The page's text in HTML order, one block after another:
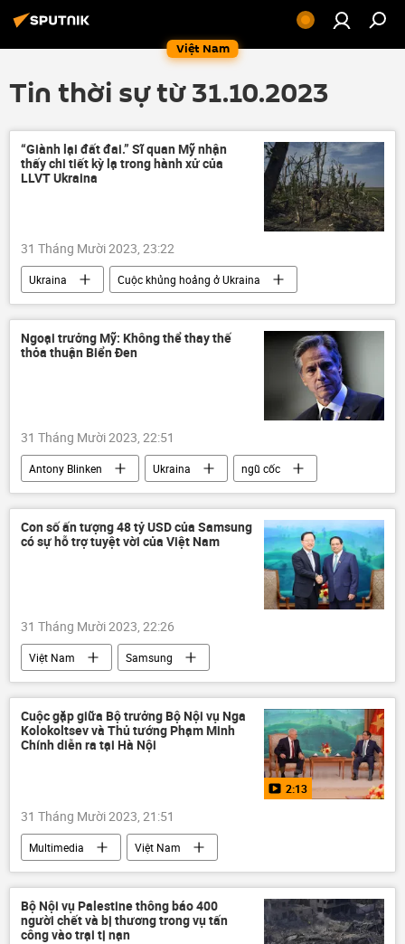
Việt Nam
Tin thời sự từ 31.10.2023
“Giành lại đất đai.” Sĩ quan Mỹ nhận
thấy chi tiết kỳ lạ trong hành xử của
LLVT Ukraina
31 Tháng Mười 2023, 23:22
Ukraina
Cuộc khủng hoảng ở Ukraina
Chiến dịch quân sự đặc biệt tại Ukraina
xung đột quân sự
Thế giới
quân đội
Ngoại trưởng Mỹ: Không thể thay thế
thỏa thuận Biển Đen
31 Tháng Mười 2023, 22:51
Antony Blinken Ukraina
ngũ cốc
xuất ngũ
Vận chuyển ngũ cốc Ukraina
Thế giới
Chính trị
Con số ấn tượng 48 tỷ USD của Samsung
có sự hỗ trợ tuyệt vời của Việt Nam
31 Tháng Mười 2023, 22:26
Việt Nam
Samsung
Phạm Minh Chính
hợp tác Kinh tế
Cuộc gặp giữa Bộ trưởng Bộ Nội vụ Nga
Kolokoltsev và Thủ tướng Phạm Minh
Chính diễn ra tại Hà Nội
2:13
31 Tháng Mười 2023, 21:51
Multimedia
Việt Nam
Hợp tác Nga-Việt
Nga
Thế giới
an ninh
Vladimir Kolokoltsev
Phạm Minh Chính
Video
Bộ Nội vụ Palestine thông báo 400
người chết và bị thương trong vụ tấn
công vào trại tị nạn